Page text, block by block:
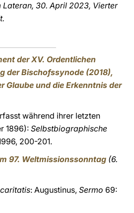
Lateran, 30. April 2023, Vierter
der XV. Ordentlichen
der Bischofssynode (2018),
Glaube und die Erkenntnis der
während ihrer letzten
1896): Selbstbiographische
200-201.
97. Weltmissionssonntag (6.
: Augustinus, Sermo 69: